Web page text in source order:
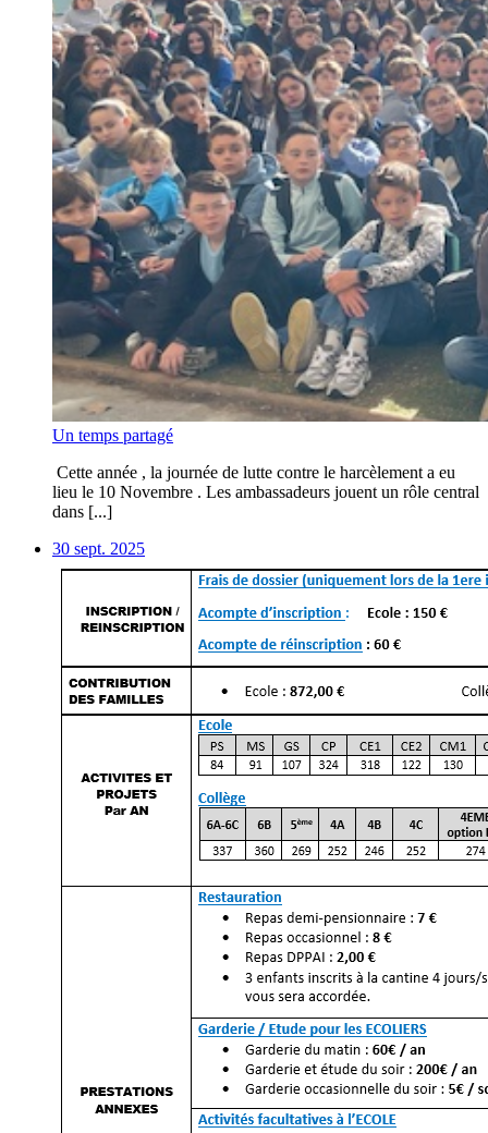
Un temps partagé
Cette année , la journée de lutte contre le harcèlement a eu
lieu le 10 Novembre . Les ambassadeurs jouent un rôle central
dans [...]
30 sept. 2025